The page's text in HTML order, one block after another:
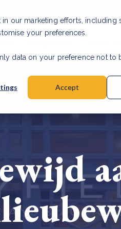
in our marketing efforts, including
your preferences.
data on your preference not to
Accept
er in 2026?Lees artikel